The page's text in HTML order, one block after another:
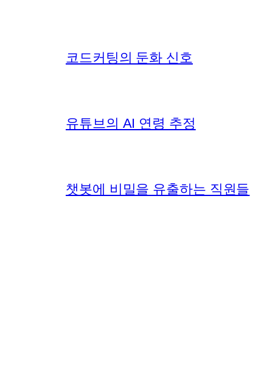
코드커팅의 둔화 신호
유튜브의 AI 연령 추정
챗봇에 비밀을 유출하는 직원들